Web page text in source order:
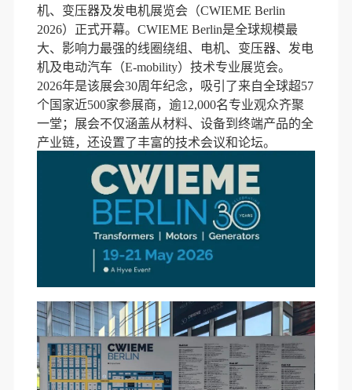
机、变压器及发电机展览会（CWIEME Berlin
2026）正式开幕。CWIEME Berlin是全球规模最
大、影响力最强的线圈绕组、电机、变压器、发电
机及电动汽车（E-mobility）技术专业展览会。
2026年是该展会30周年纪念，吸引 了来自全球超57
个国家近500家参展商，逾12,000名专业观众齐聚
一堂 ； 展会不仅涵盖从材料、设备到终端产品的全
产业链，还设置了丰富的技术会议和论坛。